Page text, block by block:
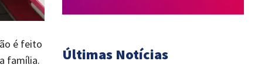
é feito
família.
Últimas Notícias